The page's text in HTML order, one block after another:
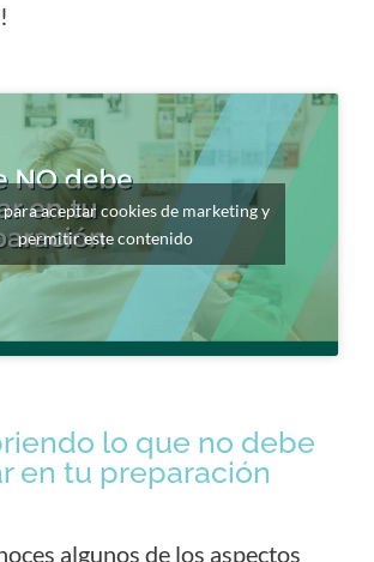
para aceptar cookies de marketing y
permitir este contenido
lo que no debe
en tu preparación
algunos de los aspectos